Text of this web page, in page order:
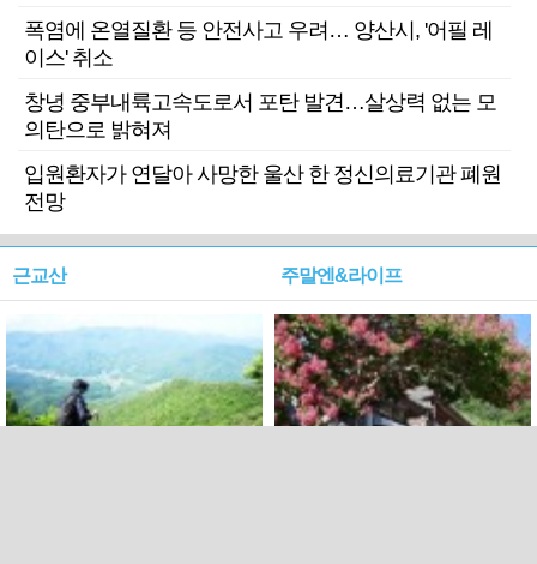
폭염에 온열질환 등 안전사고 우려… 양산시, '어필 레
이스' 취소
창녕 중부내륙고속도로서 포탄 발견…살상력 없는 모
의탄으로 밝혀져
입원환자가 연달아 사망한 울산 한 정신의료기관 폐원
전망
근교산 주말엔&라이프